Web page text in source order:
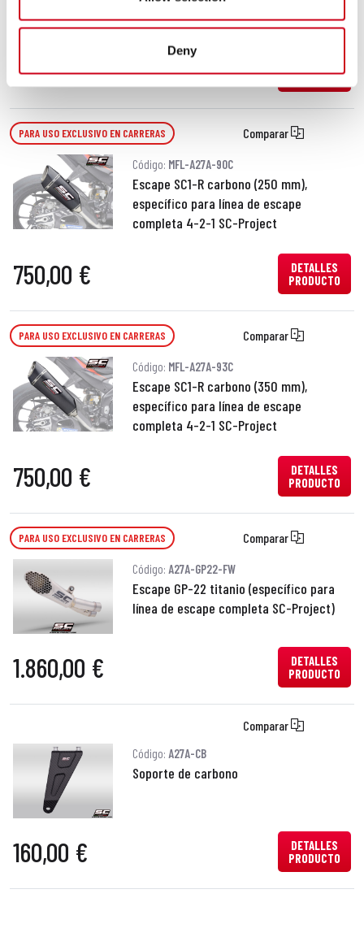
Deny
2.920,00 €
PRODUCTO
PARA USO EXCLUSIVO EN CARRERAS Comparar
Código: MFL-A27A-90C
Escape SC1-R carbono (250 mm),
específico para línea de escape
completa 4-2-1 SC-Project
750,00 €
DETALLES
PRODUCTO
PARA USO EXCLUSIVO EN CARRERAS Comparar
Código: MFL-A27A-93C
Escape SC1-R carbono (350 mm),
específico para línea de escape
completa 4-2-1 SC-Project
750,00 €
DETALLES
PRODUCTO
PARA USO EXCLUSIVO EN CARRERAS Comparar
Código: A27A-GP22-FW
Escape GP-22 titanio (específico para
línea de escape completa SC-Project)
1.860,00 €
DETALLES
PRODUCTO
Comparar
Código: A27A-CB
Soporte de carbono
160,00 €
DETALLES
PRODUCTO